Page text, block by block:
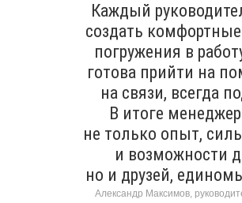
Каждый
создать
погружения в
готова прийти на
на связи, всегда
В итоге
не только опыт,
и возможности
но и друзей,
Александр Максимов,